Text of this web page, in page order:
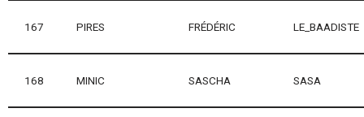
167 PIRES FRÉDÉRIC LE_BAADISTE
168 MINIC SASCHA SASA